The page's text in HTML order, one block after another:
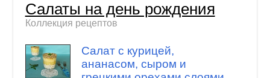
Салаты на день рождения
Коллекция рецептов
Салат с курицей,
ананасом, сыром и